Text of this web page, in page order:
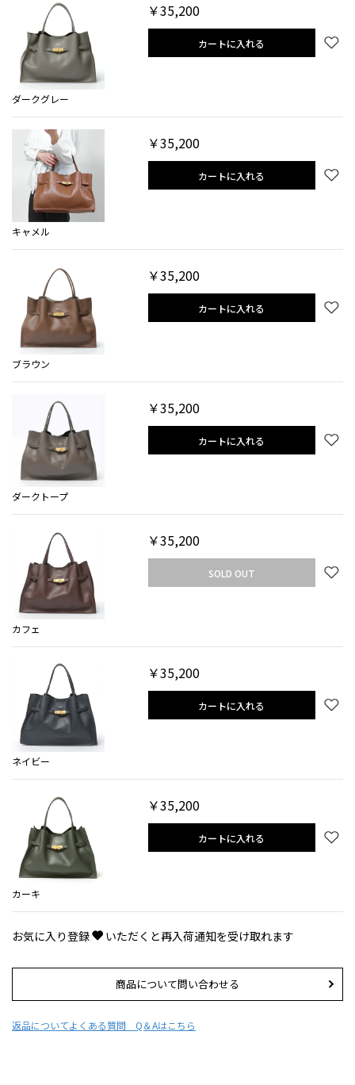
ダークグレー
￥35,200
カートに入れる
キャメル
￥35,200
カートに入れる
ブラウン
￥35,200
カートに入れる
ダークトープ
￥35,200
カートに入れる
カフェ
￥35,200
SOLD OUT
ネイビー
￥35,200
カートに入れる
カーキ
￥35,200
カートに入れる
お気に入り登録 いただくと再入荷通知を受け取れます
商品について問い合わせる
返品についてよくある質問 Q＆Aはこちら